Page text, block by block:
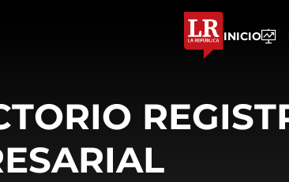
INICIO